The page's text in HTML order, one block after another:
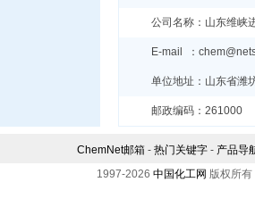
公司名称：山东维峡
E-mail ：
单位地址：山东省潍
邮政编码：261000
ChemNet邮箱 - 热门关键字 - 产品导
1997-2026 中国化工网 版权所有